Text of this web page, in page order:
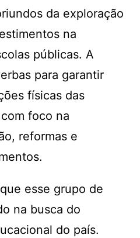
da exploração
na
públicas. A
para garantir
físicas das
foco na
reformas e
esse grupo de
na busca do
do país.